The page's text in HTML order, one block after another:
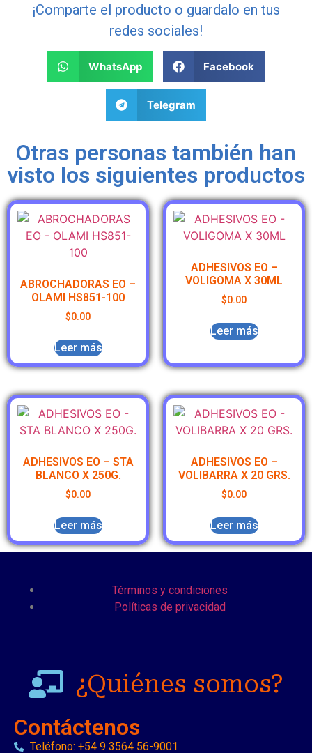
¡Comparte el producto o guardalo en tus
redes sociales!
WhatsApp Facebook
Telegram
Otras personas también han
visto los siguientes productos
ABROCHADORAS EO –
OLAMI HS851-100
$0.00
Leer más
ADHESIVOS EO –
VOLIGOMA X 30ML
$0.00
Leer más
ADHESIVOS EO – STA
BLANCO X 250G.
$0.00
Leer más
ADHESIVOS EO –
VOLIBARRA X 20 GRS.
$0.00
Leer más
Términos y condiciones
Políticas de privacidad
¿Quiénes somos?
Contáctenos
Teléfono: +54 9 3564 56-9001